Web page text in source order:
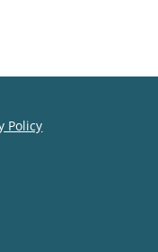
Policy